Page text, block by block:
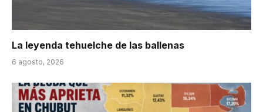
La leyenda tehuelche de las ballenas
6 agosto, 2026